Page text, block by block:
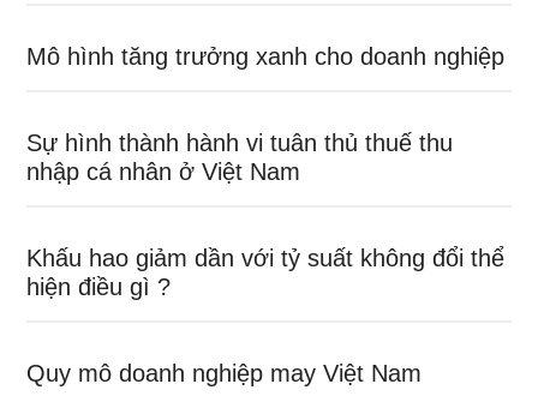
Mô hình tăng trưởng xanh cho doanh nghiệp
Sự hình thành hành vi tuân thủ thuế thu
nhập cá nhân ở Việt Nam
Khấu hao giảm dần với tỷ suất không đổi thể
hiện điều gì ?
Quy mô doanh nghiệp may Việt Nam